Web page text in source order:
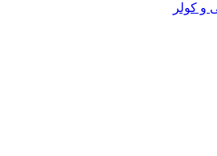
و کولر